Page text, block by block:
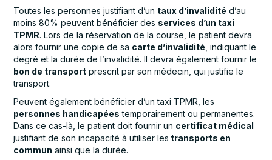
Toutes les personnes justifiant d’un taux d’invalidité d’au
moins 80% peuvent bénéficier des services d’un taxi
TPMR. Lors de la réservation de la course, le patient devra
alors fournir une copie de sa carte d’invalidité , indiquant le
degré et la durée de l’invalidité. Il devra également fournir le
bon de transport prescrit par son médecin, qui justifie le
transport.
Peuvent également bénéficier d’un taxi TPMR, les
personnes handicapées temporairement ou permanentes.
Dans ce cas-là, le patient doit fournir un certificat médical
justifiant de son incapacité à utiliser les transports en
commun ainsi que la durée.